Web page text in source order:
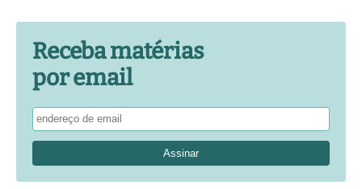
Receba matérias
por email